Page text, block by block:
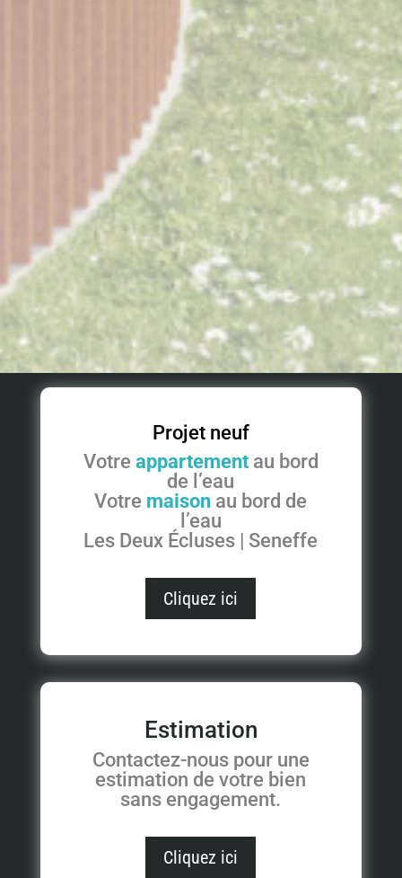
Projet neuf
Votre appartementau bord
de l’eau
Votre maison au bord de
l’eau
Les Deux Écluses | Seneffe
Cliquez ici
Estimation
Contactez-nous pour une
estimation de votre bien
sans engagement.
Cliquez ici